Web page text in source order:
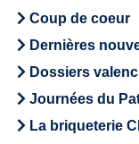
Coup de coeur
Dernières
Dossiers
Journées du
La briqueterie